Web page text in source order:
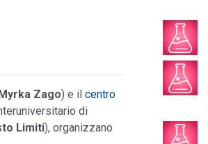
Zago) e il centro
di
Limiti), organizzano